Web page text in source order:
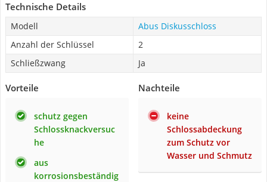
Technische Details
Modell
Abus Diskusschloss
Anzahl der Schlüssel
2
Schließzwang
Ja
Vorteile
schutz gegen
Schlossknackversuc
he
aus
korrosionsbeständig
Nachteile
keine
Schlossabdeckung
zum Schutz vor
Wasser und Schmutz